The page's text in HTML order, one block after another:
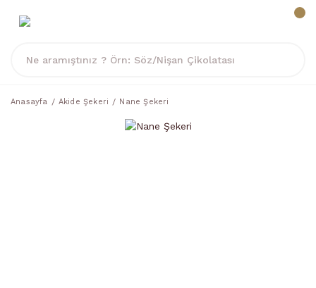
Anasayfa Akide Şekeri Nane Şekeri